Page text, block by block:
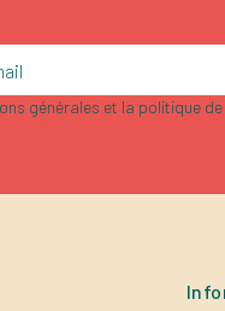
générales et la politique